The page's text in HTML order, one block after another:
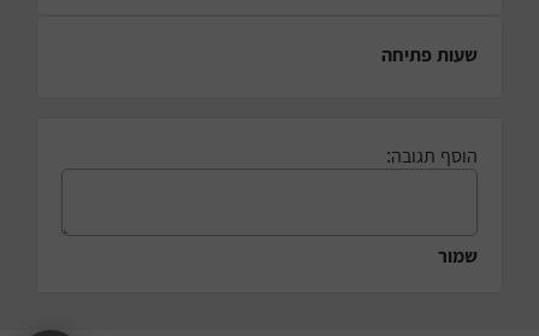
שעות פתיחה
הוסף תגובה:
שמור